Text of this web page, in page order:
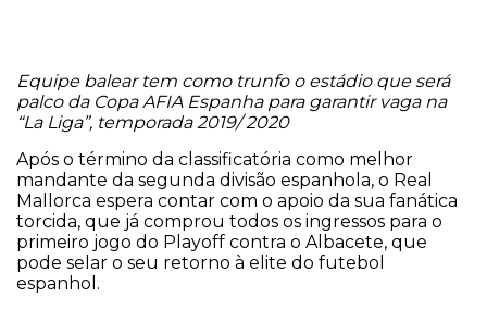
Equipe balear tem como trunfo o estádio que será
palco da Copa AFIA Espanha para garantir vaga na
“La Liga”, temporada 2019/ 2020
Após o término da classificatória como melhor
mandante da segunda divisão espanhola, o Real
Mallorca espera contar com o apoio da sua fanática
torcida, que já comprou todos os ingressos para o
primeiro jogo do Playoff contra o Albacete, que
pode selar o seu retorno à elite do futebol
espanhol.